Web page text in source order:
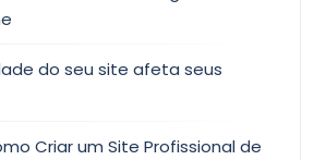
do seu site afeta seus
Criar um Site Profissional de